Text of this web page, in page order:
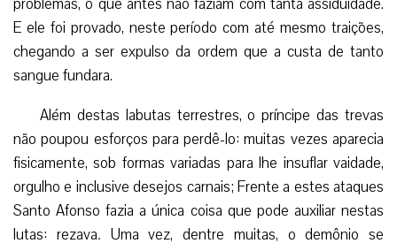
problemas, o que antes não faziam com tanta assiduidade.
E ele foi provado, neste período com até mesmo traições,
chegando a ser expulso da ordem que a custa de tanto
sangue fundara.
Além destas labutas terrestres, o príncipe das trevas
não poupou esforços para perdê-lo: muitas vezes aparecia
fisicamente, sob formas variadas para lhe insuflar vaidade,
orgulho e inclusive desejos carnais; Frente a estes ataques
Santo Afonso fazia a única coisa que pode auxiliar nestas
lutas: rezava. Uma vez, dentre muitas, o demônio se